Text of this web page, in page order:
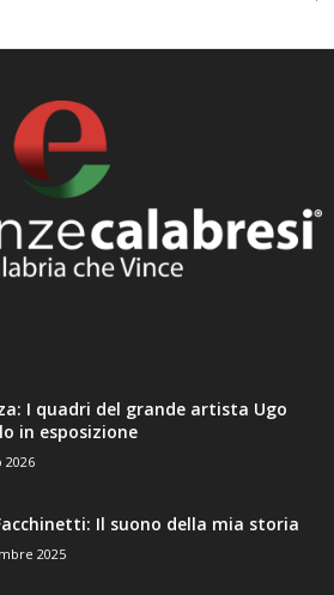
I quadri del grande artista Ugo
in esposizione
2026
Il suono della mia storia
2025